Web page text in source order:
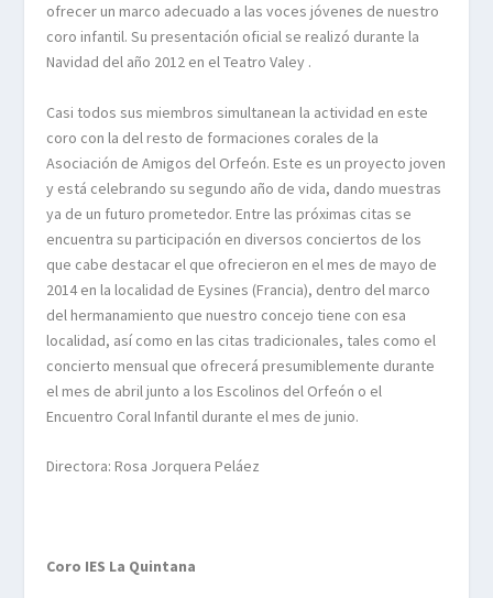
ofrecer un marco adecuado a las voces jóvenes de nuestro
coro infantil. Su presentación oficial se realizó durante la
Navidad del año 2012 en el Teatro Valey .
Casi todos sus miembros simultanean la actividad en este
coro con la del resto de formaciones corales de la
Asociación de Amigos del Orfeón. Este es un proyecto joven
y está celebrando su segundo año de vida, dando muestras
ya de un futuro prometedor. Entre las próximas citas se
encuentra su participación en diversos conciertos de los
que cabe destacar el que ofrecieron en el mes de mayo de
2014 en la localidad de Eysines (Francia), dentro del marco
del hermanamiento que nuestro concejo tiene con esa
localidad, así como en las citas tradicionales, tales como el
concierto mensual que ofrecerá presumiblemente durante
el mes de abril junto a los Escolinos del Orfeón o el
Encuentro Coral Infantil durante el mes de junio.
Directora: Rosa Jorquera Peláez
Coro IES La Quintana